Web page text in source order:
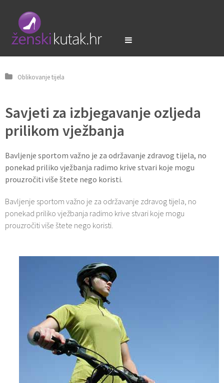
Oblikovanje tijela
Savjeti za izbjegavanje ozljeda
prilikom vježbanja
Bavljenje sportom važno je za održavanje zdravog tijela, no
ponekad priliko vježbanja radimo krive stvari koje mogu
prouzročiti više štete nego koristi.
Bavljenje sportom važno je za održavanje zdravog tijela, no
ponekad priliko vježbanja radimo krive stvari koje mogu
prouzročiti više štete nego koristi.